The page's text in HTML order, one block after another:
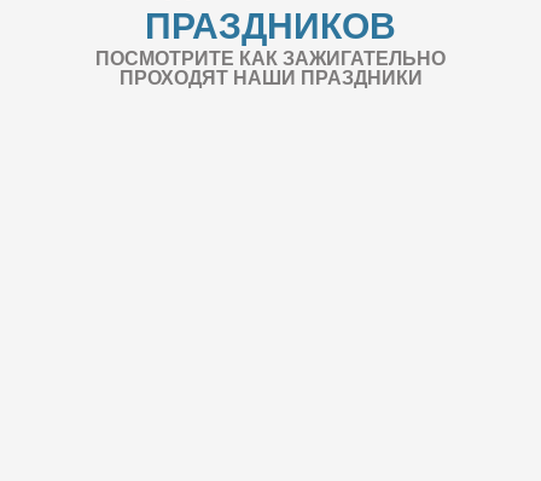
ПРАЗДНИКОВ
ПОСМОТРИТЕ КАК ЗАЖИГАТЕЛЬНО
ПРОХОДЯТ НАШИ ПРАЗДНИКИ